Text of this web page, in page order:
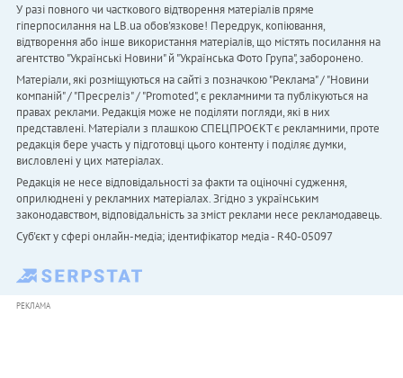
У разі повного чи часткового відтворення матеріалів пряме
гіперпосилання на LB.ua обов'язкове! Передрук, копіювання,
відтворення або інше використання матеріалів, що містять посилання на
агентство "Українськi Новини" й "Українська Фото Група", заборонено.
Матеріали, які розміщуються на сайті з позначкою "Реклама" / "Новини
компаній" / "Пресреліз" / "Promoted", є рекламними та публікуються на
правах реклами. Редакція може не поділяти погляди, які в них
представлені. Матеріали з плашкою СПЕЦПРОЄКТ є рекламними, проте
редакція бере участь у підготовці цього контенту і поділяє думки,
висловлені у цих матеріалах.
Редакція не несе відповідальності за факти та оціночні судження,
оприлюднені у рекламних матеріалах. Згідно з українським
законодавством, відповідальність за зміст реклами несе рекламодавець.
Cуб'єкт у сфері онлайн-медіа; ідентифікатор медіа - R40-05097
РЕКЛАМА